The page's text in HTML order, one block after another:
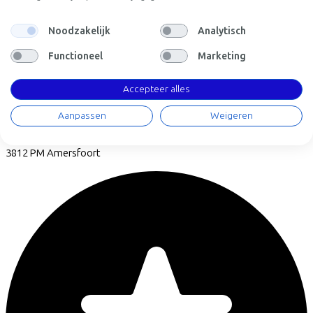
Fietsvoordeelshop.nl - Winkel Amersfoort
Nijverheidsweg Noord74d
3812 PM Amersfoort
Noodzakelijk Analytisch
Functioneel Marketing
Accepteer alles
Aanpassen Weigeren